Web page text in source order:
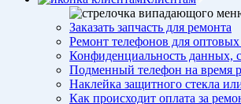
Заказать запчасть для ремонта
Ремонт телефонов для
Конфиденциальность данных,
Подменный телефон на время
Наклейка защитного стекла
Как происходит оплата за